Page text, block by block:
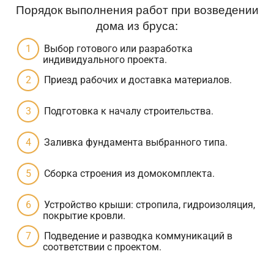
Порядок выполнения работ при возведении
дома из бруса:
Выбор готового или разработка
индивидуального проекта.
Приезд рабочих и доставка материалов.
Подготовка к началу строительства.
Заливка фундамента выбранного типа.
Сборка строения из домокомплекта.
Устройство крыши: стропила, гидроизоляция,
покрытие кровли.
Подведение и разводка коммуникаций в
соответствии с проектом.